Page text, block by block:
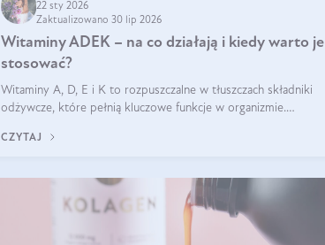
22 sty 2026
Zaktualizowano 30 lip 2026
Witaminy ADEK – na co działają i kiedy warto je
stosować?
Witaminy A, D, E i K to rozpuszczalne w tłuszczach składniki
odżywcze, które pełnią kluczowe funkcje w organizmie.
krzepliwość krwi oraz mineralizację kości.
CZYTAJ